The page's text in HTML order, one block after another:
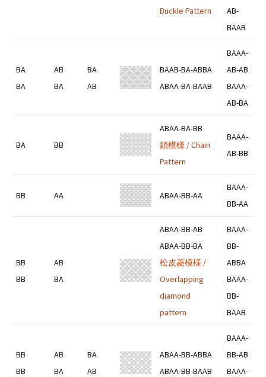
Buckle Pattern
AB-
BAAB
BA
BA
AB
BA
BA
AB
BAAB-BA-ABBA
ABAA-BA-BAAB
BAAA-
AB-AB
BAAA-
AB-BA
BA BB
ABAA-BA-BB
鎖模様 / Chain
Pattern
BAAA-
AB-BB
BB AA ABAA-BB-AA
BAAA-
BB-AA
BB
BB
AB
BA
ABAA-BB-AB
ABAA-BB-BA
松皮菱模様 /
Overlapping
diamond
pattern
BAAA-
BB-
ABBA
BAAA-
BB-
BAAB
BB
BB
AB
BA
BA
AB
ABAA-BB-ABBA
ABAA-BB-BAAB
BAAA-
BB-AB
BAAA-